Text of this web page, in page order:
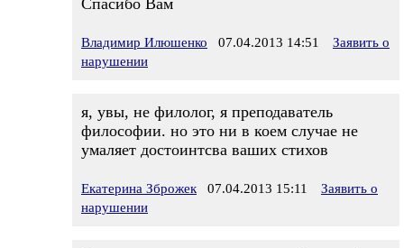
Спасибо Вам
Владимир Илюшенко 07.04.2013 14:51
Заявить о
нарушении
я, увы, не филолог, я преподаватель
философии. но это ни в коем случае не
умаляет достоинтсва ваших стихов
Екатерина Зброжек 07.04.2013 15:11
Заявить о
нарушении